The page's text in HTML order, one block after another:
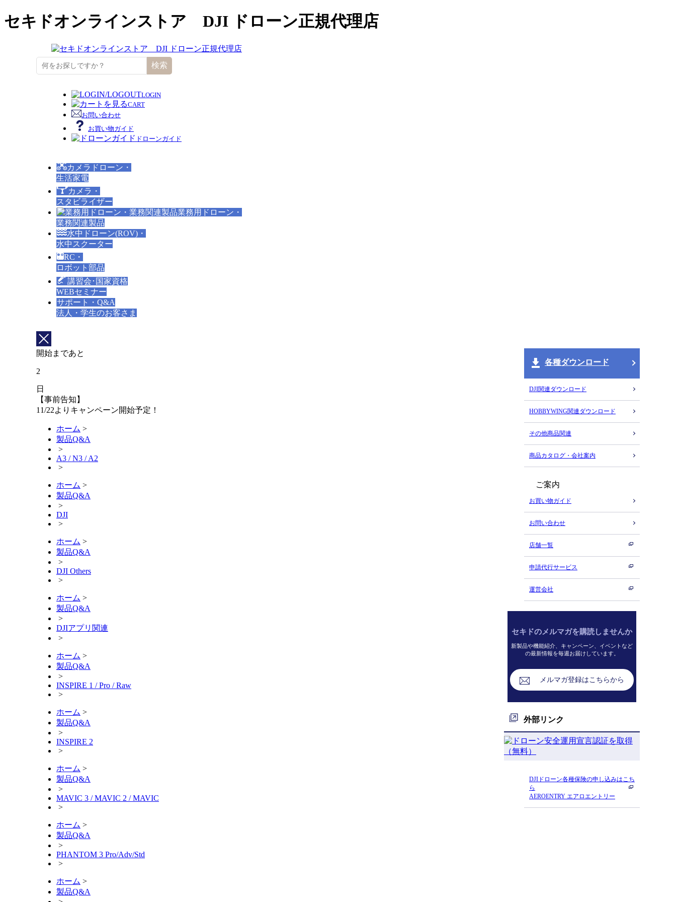
セキドオンラインストア DJI ドローン正規代理店
検索
LOGIN
CART
お問い合わせ
お買い物ガイド
ドローンガイド
カメラドローン・
生活家電
カメラ・
スタビライザー
業務用ドローン・
業務関連製品
水中ドローン(ROV)・
水中スクーター
RC・
ロボット部品
講習会･国家資格
WEBセミナー
サポート・Q&A
法人・学生のお客さま
各種ダウンロード
DJI関連ダウンロード
HOBBYWING関連ダウンロード
その他商品関連
商品カタログ・会社案内
ご案内
お買い物ガイド
お問い合わせ
店舗一覧
申請代行サービス
運営会社
セキドのメルマガを購読しませんか
新製品や機能紹介、キャンペーン、イベントなど
の最新情報を毎週お届けしています。
メルマガ登録はこちらから
外部リンク
DJIドローン各種保険の申し込みはこち
ら
AEROENTRY エアロエントリー
開始まであと
2
日
【事前告知】
11/22よりキャンペーン開始予定！
ホーム >
製品Q&A
>
A3 / N3 / A2
>
ホーム >
製品Q&A
>
DJI
>
ホーム >
製品Q&A
>
DJI Others
>
ホーム >
製品Q&A
>
DJIアプリ関連
>
ホーム >
製品Q&A
>
INSPIRE 1 / Pro / Raw
>
ホーム >
製品Q&A
>
INSPIRE 2
>
ホーム >
製品Q&A
>
MAVIC 3 / MAVIC 2 / MAVIC
>
ホーム >
製品Q&A
>
PHANTOM 3 Pro/Adv/Std
>
ホーム >
製品Q&A